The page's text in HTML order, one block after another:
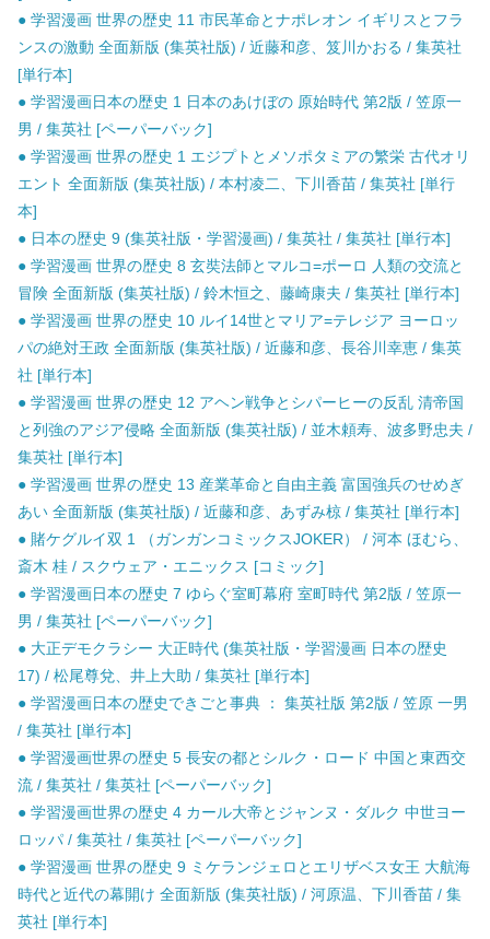
● 学習漫画 世界の歴史 11 市民革命とナポレオン イギリスとフラ
ンスの激動 全面新版 (集英社版) / 近藤和彦、笈川かおる / 集英社
[単行本]
● 学習漫画日本の歴史 1 日本のあけぼの 原始時代 第2版 / 笠原一
男 / 集英社 [ペーパーバック]
● 学習漫画 世界の歴史 1 エジプトとメソポタミアの繁栄 古代オリ
エント 全面新版 (集英社版) / 本村凌二、下川香苗 / 集英社 [単行
本]
● 日本の歴史 9 (集英社版・学習漫画) / 集英社 / 集英社 [単行本]
● 学習漫画 世界の歴史 8 玄奘法師とマルコ=ポーロ 人類の交流と
冒険 全面新版 (集英社版) / 鈴木恒之、藤崎康夫 / 集英社 [単行本]
● 学習漫画 世界の歴史 10 ルイ14世とマリア=テレジア ヨーロッ
パの絶対王政 全面新版 (集英社版) / 近藤和彦、長谷川幸恵 / 集英
社 [単行本]
● 学習漫画 世界の歴史 12 アヘン戦争とシパーヒーの反乱 清帝国
と列強のアジア侵略 全面新版 (集英社版) / 並木頼寿、波多野忠夫 /
集英社 [単行本]
● 学習漫画 世界の歴史 13 産業革命と自由主義 富国強兵のせめぎ
あい 全面新版 (集英社版) / 近藤和彦、あずみ椋 / 集英社 [単行本]
● 賭ケグルイ双 1 （ガンガンコミックスJOKER） / 河本 ほむら、
斎木 桂 / スクウェア・エニックス [コミック]
● 学習漫画日本の歴史 7 ゆらぐ室町幕府 室町時代 第2版 / 笠原一
男 / 集英社 [ペーパーバック]
● 大正デモクラシー 大正時代 (集英社版・学習漫画 日本の歴史
17) / 松尾尊兌、井上大助 / 集英社 [単行本]
● 学習漫画日本の歴史できごと事典 ： 集英社版 第2版 / 笠原 一男
/ 集英社 [単行本]
● 学習漫画世界の歴史 5 長安の都とシルク・ロード 中国と東西交
流 / 集英社 / 集英社 [ペーパーバック]
● 学習漫画世界の歴史 4 カール大帝とジャンヌ・ダルク 中世ヨー
ロッパ / 集英社 / 集英社 [ペーパーバック]
● 学習漫画 世界の歴史 9 ミケランジェロとエリザベス女王 大航海
時代と近代の幕開け 全面新版 (集英社版) / 河原温、下川香苗 / 集
英社 [単行本]